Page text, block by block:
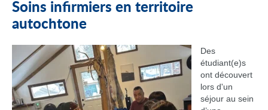
Soins infirmiers en territoire
autochtone
Des
étudiant(e)s
ont découvert
lors d'un
séjour au sein